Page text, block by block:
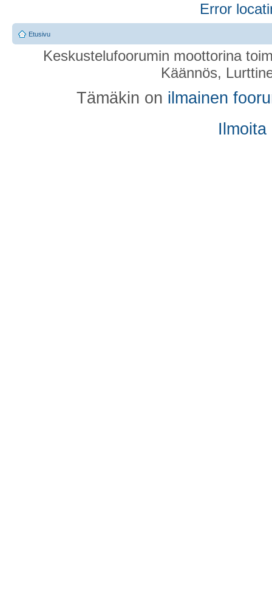
Error
Etusivu
Keskustelufoorumin moottorina
Käännös,
Tämäkin on ilmainen